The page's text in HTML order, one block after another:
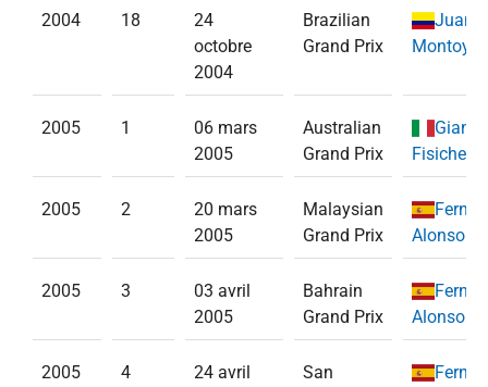
2004 18
24
octobre
2004
Brazilian
Grand Prix
Juan
Montoya
2005 1
06 mars
2005
Australian
Grand Prix
Fisichella
2005 2
20 mars
2005
Malaysian
Grand Prix
Alonso
2005 3
03 avril
2005
Bahrain
Grand Prix
Alonso
2005 4
24 avril
San